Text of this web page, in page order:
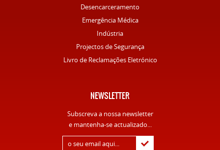
Desencarceramento
Emergência Médica
Indústria
Projectos de Segurança
Livro de Reclamações Eletrónico
NEWSLETTER
Subscreva a nossa newsletter
e mantenha-se actualizado...